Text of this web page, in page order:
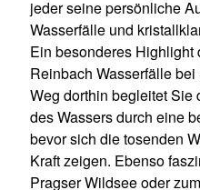
jeder seine persönliche
Wasserfälle und
Ein besonderes
Reinbach Wasserfälle
Weg dorthin begleitet Sie
des Wassers durch eine
bevor sich die tosenden
Kraft zeigen. Ebenso
Pragser Wildsee oder